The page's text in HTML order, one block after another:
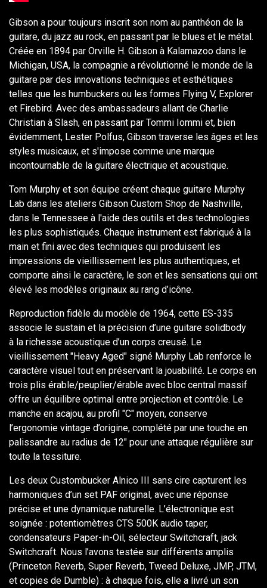
Gibson a pour toujours inscrit son nom au panthéon de la
guitare, du jazz au rock, en passant par le blues et le métal.
Créée en 1894 par Orville H. Gibson à Kalamazoo dans le
Michigan, USA, la compagnie a révolutionné le monde de la
guitare par des innovations techniques et esthétiques
telles que les humbuckers ou les formes Flying V, Explorer
et Firebird. Avec des ambassadeurs allant de Charlie
Christian à Slash, en passant par Tommi Iommi et, bien
évidemment, Lester Polfus, Gibson traverse les âges et les
styles musicaux, et s'impose comme une marque
incontournable de la guitare électrique et acoustique.
Tom Murphy et son équipe créent chaque guitare Murphy
Lab dans les ateliers Gibson Custom Shop de Nashville,
dans le Tennessee à l'aide des outils et des technologies
les plus sophistiqués. Chaque instrument est fabriqué à la
main et fini avec des techniques qui produisent les
impressions de vieillissement les plus authentiques, et
comporte ainsi le caractère, le son et les sensations qui ont
élevé les modèles originaux au rang d’icône.
Reproduction fidèle du modèle de 1964, cette ES-335
associe le sustain et la précision d’une guitare solidbody
à la richesse acoustique d’un corps creusé. Le
vieillissement "Heavy Aged" signé Murphy Lab renforce le
caractère visuel tout en préservant la jouabilité. Le corps en
trois plis érable/peuplier/érable avec bloc central massif
offre un équilibre optimal entre projection et contrôle. Le
manche en acajou, au profil "C" moyen, conserve
l’ergonomie vintage d’origine, complété par une touche en
palissandre au radius de 12" pour une attaque régulière sur
toute la tessiture.
Les deux Custombucker Alnico III sans cire capturent les
harmoniques d’un set PAF original, avec une réponse
précise et une dynamique naturelle. L’électronique est
soignée : potentiomètres CTS 500K audio taper,
condensateurs Paper-in-Oil, sélecteur Switchcraft, jack
Switchcraft. Nous l’avons testée sur différents amplis
(Princeton Reverb, Super Reverb, Tweed Deluxe, JMP, JTM,
et copies de Dumble) : à chaque fois, elle a livré un son